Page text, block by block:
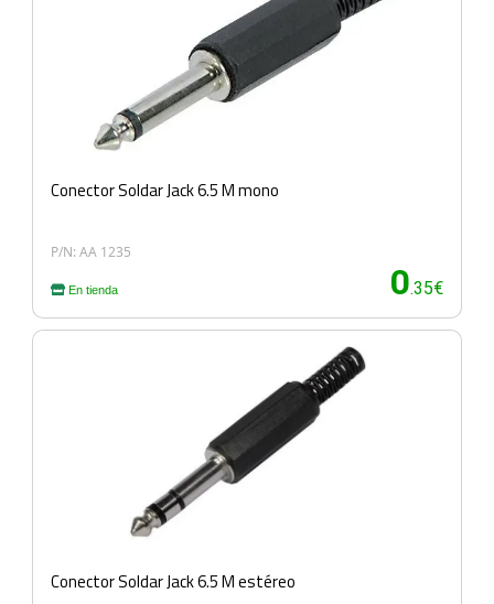
Conector Soldar Jack 6.5 M mono
P/N: AA 1235
En tienda 0.35€
Conector Soldar Jack 6.5 M estéreo